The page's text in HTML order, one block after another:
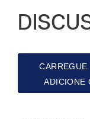
ADICIONE